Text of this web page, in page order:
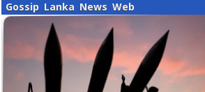
Gossip Lanka News Web